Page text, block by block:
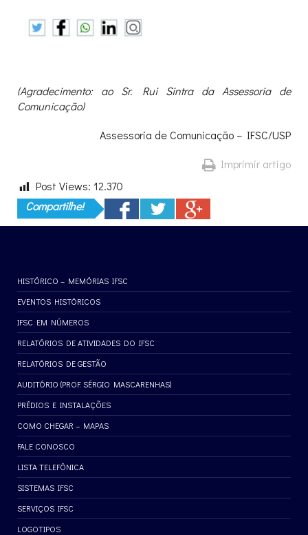
(Agradecimento: ao Sr. Rui Sintra da Assessoria de
Comunicação)
Assessoria de Comunicação – IFSC/USP
Imprimir artigo
Post Views: 12.370
Compartilhe!
HISTÓRICO – MEMÓRIAS IFSC
EVENTOS HISTÓRICOS
IFSC EM NÚMEROS
RELATÓRIOS DE ATIVIDADES DO IFSC
RELATÓRIOS DE GESTÃO
AUDITÓRIO (PROF. SÉRGIO MASCARENHAS)
PRÉDIOS E INSTALAÇÕES
COMO CHEGAR – MAPAS
FALE CONOSCO
LISTA TELEFÔNICA
SISTEMAS IFSC
SERVIÇOS IFSC
LOGOTIPOS